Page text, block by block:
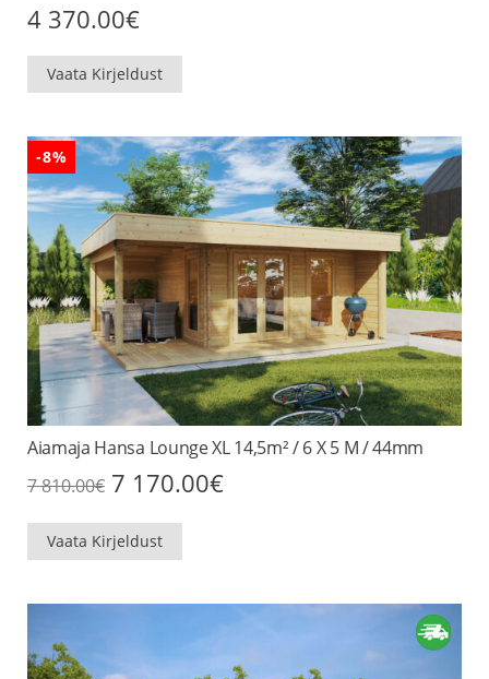
4 370.00€
Vaata Kirjeldust
-8%
Aiamaja Hansa Lounge XL 14,5m² / 6 X 5 M / 44mm
7 810.00€ Algne
hind
7
810.00€.
7 170.00€Praegune
Vaata Kirjeldust